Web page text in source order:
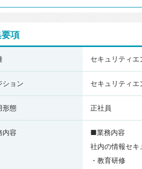
項
セキュリティ
ション セキュリティエ
形態 正社員
内容
■業務内容
社内の情報セキ
・教育研修